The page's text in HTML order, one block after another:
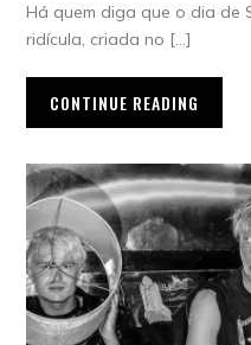
Há quem diga que o dia de
ridícula, criada no […]
CONTINUE READING